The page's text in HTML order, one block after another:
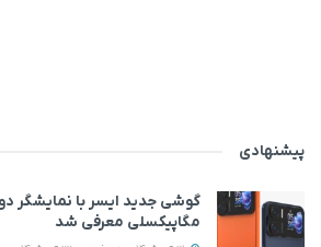
پیشنهادی
مگاپیکسلی معرفی شد